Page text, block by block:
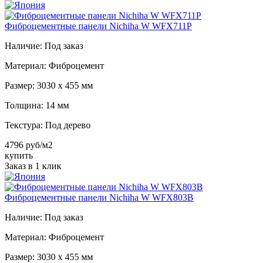
Фиброцементные панели Nichiha W WFX711P
Наличие: Под заказ
Материал: Фиброцемент
Размер: 3030 х 455 мм
Толщина: 14 мм
Текстура: Под дерево
4796 руб/м2
купить
Заказ в 1 клик
Фиброцементные панели Nichiha W WFX803B
Наличие: Под заказ
Материал: Фиброцемент
Размер: 3030 х 455 мм